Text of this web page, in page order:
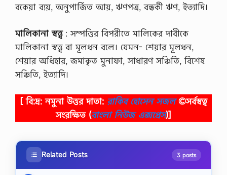
বকেয়া ব্যয়, অনুপার্জিত আয়, ঋণপত্র, বন্ধকী ঋণ, ইত্যাদি।
মালিকানা স্বত্ত্ব: সম্পত্তির বিপরীতে মালিকের দাবীকে
মালিকানা স্বত্ত্ব বা মূলধন বলে। যেমন- শেয়ার মূলধন,
শেয়ার অধিহার, জমাকৃত মুনাফা, সাধারণ সঞ্চিতি, বিশেষ
সঞ্চিতি, ইত্যাদি।
[ বি:দ্র: নমুনা উত্তর দাতা: রাকিব হোসেন সজল©সর্বস্বত্ব
সংরক্ষিত (বাংলা নিউজ এক্সপ্রেস)]
Related Posts 3 posts